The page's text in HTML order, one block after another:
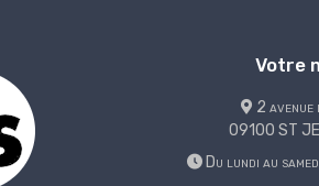
Votre
2 avenue
09100 ST
Du lundi au